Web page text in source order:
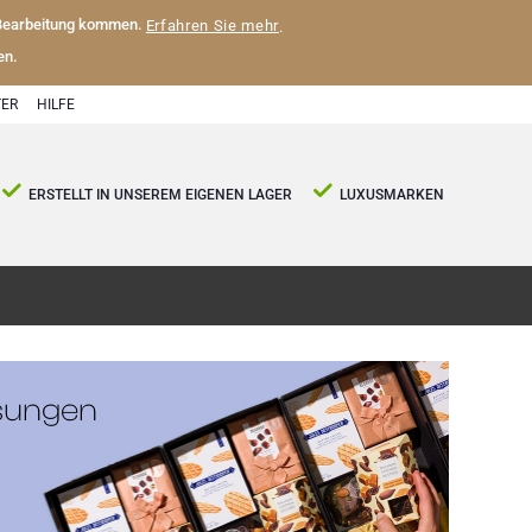
kommen. Erfahren Sie mehr.
HILFE
ERSTELLT IN UNSEREM EIGENEN LAGER LUXUSMARKEN